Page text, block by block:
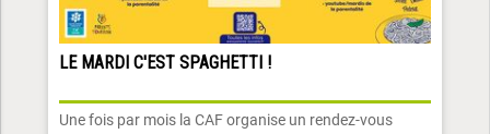
LE MARDI C'EST SPAGHETTI !
Une fois par mois la CAF organise un rendez-vous